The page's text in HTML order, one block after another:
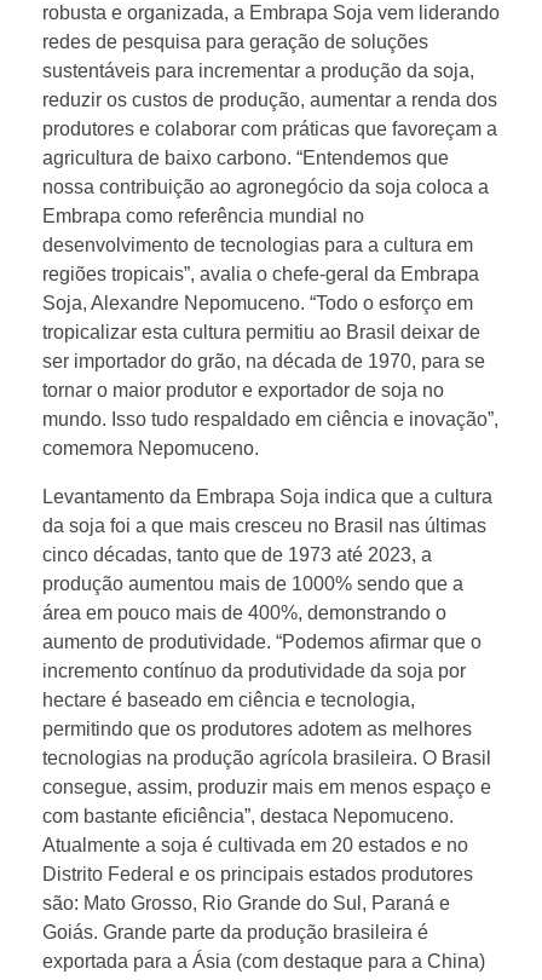
robusta e organizada, a Embrapa Soja vem liderando
redes de pesquisa para geração de soluções
sustentáveis para incrementar a produção da soja,
reduzir os custos de produção, aumentar a renda dos
produtores e colaborar com práticas que favoreçam a
agricultura de baixo carbono. “Entendemos que
nossa contribuição ao agronegócio da soja coloca a
Embrapa como referência mundial no
desenvolvimento de tecnologias para a cultura em
regiões tropicais”, avalia o chefe-geral da Embrapa
Soja, Alexandre Nepomuceno. “Todo o esforço em
tropicalizar esta cultura permitiu ao Brasil deixar de
ser importador do grão, na década de 1970, para se
tornar o maior produtor e exportador de soja no
mundo. Isso tudo respaldado em ciência e inovação”,
comemora Nepomuceno.
Levantamento da Embrapa Soja indica que a cultura
da soja foi a que mais cresceu no Brasil nas últimas
cinco décadas, tanto que de 1973 até 2023, a
produção aumentou mais de 1000% sendo que a
área em pouco mais de 400%, demonstrando o
aumento de produtividade. “Podemos afirmar que o
incremento contínuo da produtividade da soja por
hectare é baseado em ciência e tecnologia,
permitindo que os produtores adotem as melhores
tecnologias na produção agrícola brasileira. O Brasil
consegue, assim, produzir mais em menos espaço e
com bastante eficiência”, destaca Nepomuceno.
Atualmente a soja é cultivada em 20 estados e no
Distrito Federal e os principais estados produtores
são: Mato Grosso, Rio Grande do Sul, Paraná e
Goiás. Grande parte da produção brasileira é
exportada para a Ásia (com destaque para a China)